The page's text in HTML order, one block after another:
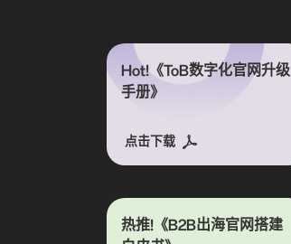
Hot!《ToB数字化官网升级
手册》
点击下载
热推!《B2B出海官网搭建